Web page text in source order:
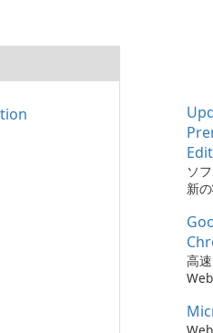
ソ
新
で
簡
た。
高